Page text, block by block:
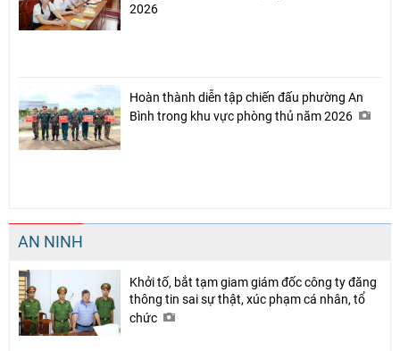
2026
Hoàn thành diễn tập chiến đấu phường An
Bình trong khu vực phòng thủ năm 2026
AN NINH
Khởi tố, bắt tạm giam giám đốc công ty đăng
thông tin sai sự thật, xúc phạm cá nhân, tổ
chức